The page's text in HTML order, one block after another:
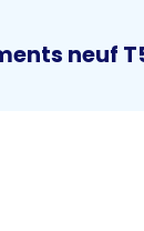
neuf